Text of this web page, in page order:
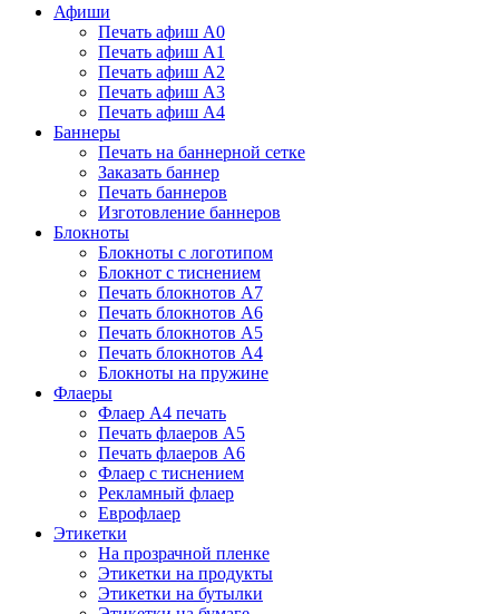
Афиши
Печать афиш А0
Печать афиш А1
Печать афиш А2
Печать афиш А3
Печать афиш А4
Баннеры
Печать на баннерной сетке
Заказать баннер
Печать баннеров
Изготовление баннеров
Блокноты
Блокноты с логотипом
Блокнот с тиснением
Печать блокнотов А7
Печать блокнотов А6
Печать блокнотов А5
Печать блокнотов А4
Блокноты на пружине
Флаеры
Флаер А4 печать
Печать флаеров А5
Печать флаеров А6
Флаер с тиснением
Рекламный флаер
Еврофлаер
Этикетки
На прозрачной пленке
Этикетки на продукты
Этикетки на бутылки